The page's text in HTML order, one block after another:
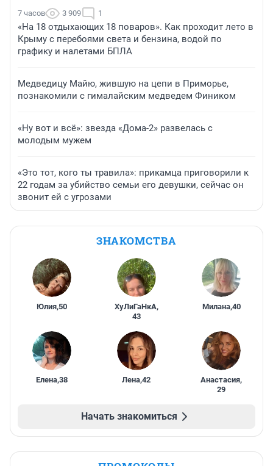
7 часов 3 909 1
«На 18 отдыхающих 18 поваров». Как проходит лето в
Крыму с перебоями света и бензина, водой по
графику и налетами БПЛА
Медведицу Майю, жившую на цепи в Приморье,
познакомили с гималайским медведем Фиником
«Ну вот и всё»: звезда «Дома-2» развелась с
молодым мужем
«Это тот, кого ты травила»: прикамца приговорили к
22 годам за убийство семьи его девушки, сейчас он
звонит ей с угрозами
ЗНАКОМСТВА
Юлия,50 ХуЛиГаНкА,
43
Милана,40
Елена,38 Лена,42 Анастасия,
29
Начать знакомиться